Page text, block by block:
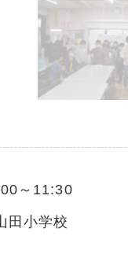
～11:30
田小学校